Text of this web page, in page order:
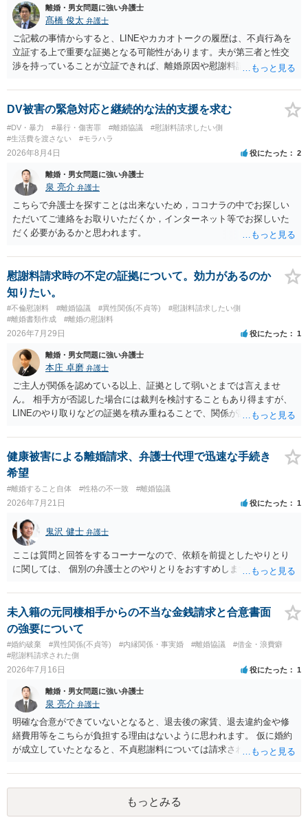
離婚・男女問題に強い弁護士
髙橋 俊太 弁護士
ご記載の事情からすると、LINEやカカオトークの履歴は、不貞行為を
立証する上で重要な証拠となる可能性があります。夫が第三者と性交
渉を持っていることが立証できれば、離婚原因や慰謝料請求を検討す
性的関係を継続しているのであれば、その期間や回数が分かる資料は
できるだけ保存しておくことをお勧めいたします。 他方、「夫に不貞
がある＝財産分与でも多くもらえる」「当然に親権を取得できる」と
いう関係にはありません。まず、財産分与は、基本的には夫婦が婚姻
中に形成した財産を清算する制度ですので、不貞行為の有無とは別
要です。また、子の親権については、夫婦間の責任問題とは別に、
「どのような形がお子様の利益になるか」という観点です。そのた
め、未就学のお子様について貴方が主として養育しているのであれ
ば、保育園等への送迎、食事・入浴・寝かしつけ等の日常的な育児、
通院や予防接種への対応、保育園との連絡、夫婦それぞれの勤務状
の監護実績や今後の生活状況について整理しておくとよいでしょう。
養育費については、離婚後も父母双方がそれぞれの収入に応じて負担
するのが原則となります。
DV被害の緊急対応と継続的な法的支援を求む
#DV・暴力 #暴行・傷害罪 #離婚協議
#慰謝料請求したい側
#生活費を渡さない
#モラハラ
2026年8月4日 役にたった 2
離婚・男女問題に強い弁護士
泉 亮介 弁護士
こちらで弁護士を探すことは出来ないため，ココナラの中でお探しい
ただいてご連絡をお取りいただくか，インターネット等でお探しいた
だく必要があるかと思われます。
慰謝料請求時の不定の証拠について。効力があるのか
知りたい。
#不倫慰謝料 #離婚協議 #異性関係(不貞等)
#慰謝料請求したい側
#離婚書類作成
#離婚の慰謝料
2026年7月29日 役にたった 1
離婚・男女問題に強い弁護士
本庄 卓磨 弁護士
ご主人が関係を認めている以上、証拠として弱いとまでは言えませ
ん。 相手方が否認した場合には裁判を検討することもあり得ますが、
LINEのやり取りなどの証拠を積み重ねることで、関係が認定される余
個別の事情によりますので、お早めに弁護士に相談されることをおす
すめします。
健康被害による離婚請求、弁護士代理で迅速な手続き
希望
#離婚すること自体 #性格の不一致 #離婚協議
2026年7月21日 役にたった 1
鬼沢 健士 弁護士
ここは質問と回答をするコーナーなので、依頼を前提としたやりとり
に関しては、 個別の弁護士とのやりとりをおすすめします。
未入籍の元同棲相手からの不当な金銭請求と合意書面
の強要について
#婚約破棄 #異性関係(不貞等) #内縁関係・事実婚 #離婚協議
#借金・浪費癖
#慰謝料請求された側
2026年7月16日 役にたった 1
離婚・男女問題に強い弁護士
泉 亮介 弁護士
明確な合意ができていないとなると、退去後の家賃、退去違約金や修
繕費用等をこちらが負担する理由はないように思われます。 仮に婚約
が成立していたとなると、不貞慰謝料については請求される可能性が
れば早めに弁護士に相談し、弁護士から回答をさせると良いでしょ
う。
もっとみる